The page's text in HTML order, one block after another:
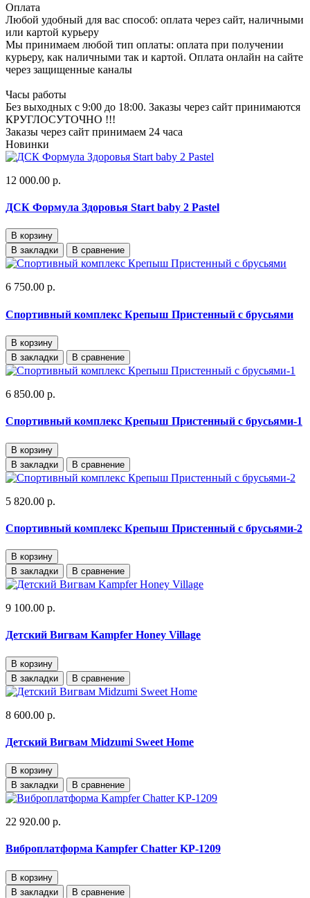
Оплата
Любой удобный для вас способ: оплата через сайт, наличными
или картой курьеру
Мы принимаем любой тип оплаты: оплата при получении
курьеру, как наличными так и картой. Оплата онлайн на сайте
через защищенные каналы
Часы работы
Без выходных с 9:00 до 18:00. Заказы через сайт принимаются
КРУГЛОСУТОЧНО !!!
Заказы через сайт принимаем 24 часа
Новинки
12 000.00 р.
ДСК Формула Здоровья Start baby 2 Pastel
В корзину
В закладки
В сравнение
6 750.00 р.
Спортивный комплекс Крепыш Пристенный с брусьями
В корзину
В закладки
В сравнение
6 850.00 р.
Спортивный комплекс Крепыш Пристенный с брусьями-1
В корзину
В закладки
В сравнение
5 820.00 р.
Спортивный комплекс Крепыш Пристенный с брусьями-2
В корзину
В закладки
В сравнение
9 100.00 р.
Детский Вигвам Kampfer Honey Village
В корзину
В закладки
В сравнение
8 600.00 р.
Детский Вигвам Midzumi Sweet Home
В корзину
В закладки
В сравнение
22 920.00 р.
Виброплатформа Kampfer Chatter KP-1209
В корзину
В закладки
В сравнение